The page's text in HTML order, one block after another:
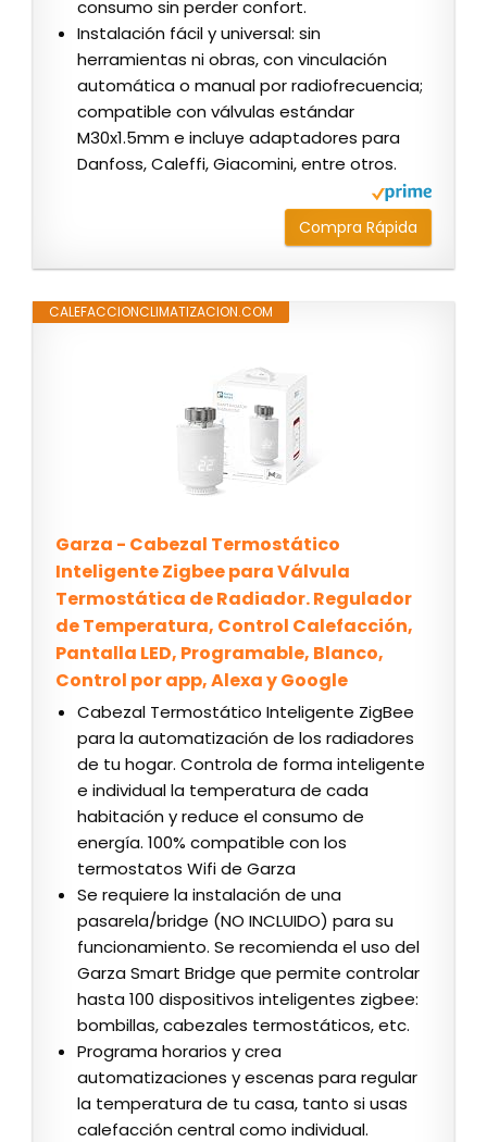
consumo sin perder confort.
Instalación fácil y universal: sin
herramientas ni obras, con vinculación
automática o manual por radiofrecuencia;
compatible con válvulas estándar
M30x1.5mm e incluye adaptadores para
Danfoss, Caleffi, Giacomini, entre otros.
Compra Rápida
CALEFACCIONCLIMATIZACION.COM
Garza - Cabezal Termostático
Inteligente Zigbee para Válvula
Termostática de Radiador. Regulador
de Temperatura, Control Calefacción,
Pantalla LED, Programable, Blanco,
Control por app, Alexa y Google
Cabezal Termostático Inteligente ZigBee
para la automatización de los radiadores
de tu hogar. Controla de forma inteligente
e individual la temperatura de cada
habitación y reduce el consumo de
energía. 100% compatible con los
termostatos Wifi de Garza
Se requiere la instalación de una
pasarela/bridge (NO INCLUIDO) para su
funcionamiento. Se recomienda el uso del
Garza Smart Bridge que permite controlar
hasta 100 dispositivos inteligentes zigbee:
bombillas, cabezales termostáticos, etc.
Programa horarios y crea
automatizaciones y escenas para regular
la temperatura de tu casa, tanto si usas
calefacción central como individual.